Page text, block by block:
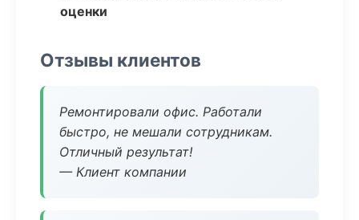
оценки
Отзывы клиентов
Ремонтировали офис. Работали
быстро, не мешали сотрудникам.
Отличный результат!
— Клиент компании